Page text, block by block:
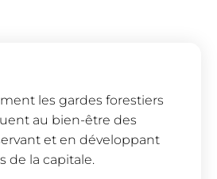
les gardes forestiers
au bien-être des
et en développant
de la capitale.